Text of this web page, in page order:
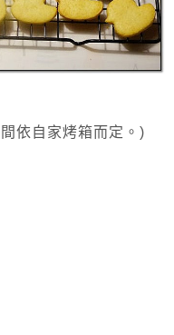
依自家烤箱而定。)